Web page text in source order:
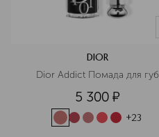
DIOR
Dior Addict Помада для губ
5 300 ¤
+23